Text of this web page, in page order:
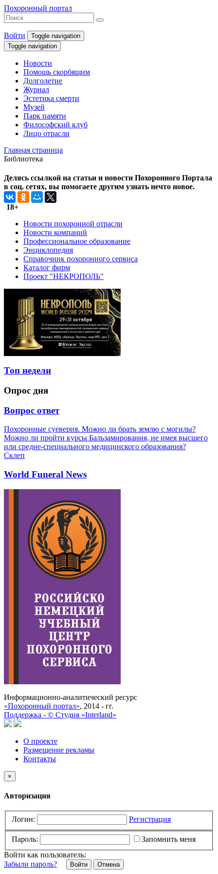
Похоронный портал
Войти
Toggle navigation
Toggle navigation
Новости
Помощь скорбящим
Долголетие
Журнал
Эстетика смерти
Музей
Парк памяти
Философский клуб
Лицо отрасли
Главная страница
Библиотека
Делясь ссылкой на статьи и новости Похоронного Портала
в соц. сетях, вы помогаете другим узнать нечто новое.
18+
Новости похоронной отрасли
Новости компаний
Профессиональное образование
Энциклопедия
Справочник похоронного сервиса
Каталог фирм
Проект "НЕКРОПОЛЬ"
Топ недели
Опрос дня
Вопрос ответ
Похоронные суеверия. Можно ли брать землю с могилы?
Можно ли пройти курсы Бальзамирования, не имея высшего
или средне-специального медицинского образования?
Склеп
World Funeral News
Информационно-аналитический ресурс
«Похоронный портал», 2014 - гг.
Поддержка - © Cтудия «Interland»
О проекте
Размещение рекламы
Контакты
×
Авторизация
Логин: Регистрация
Пароль:
Запомнить меня
Войти как пользователь:
Забыли пароль?
Отмена